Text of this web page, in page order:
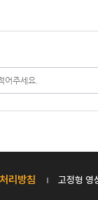
리방침 고정형 영